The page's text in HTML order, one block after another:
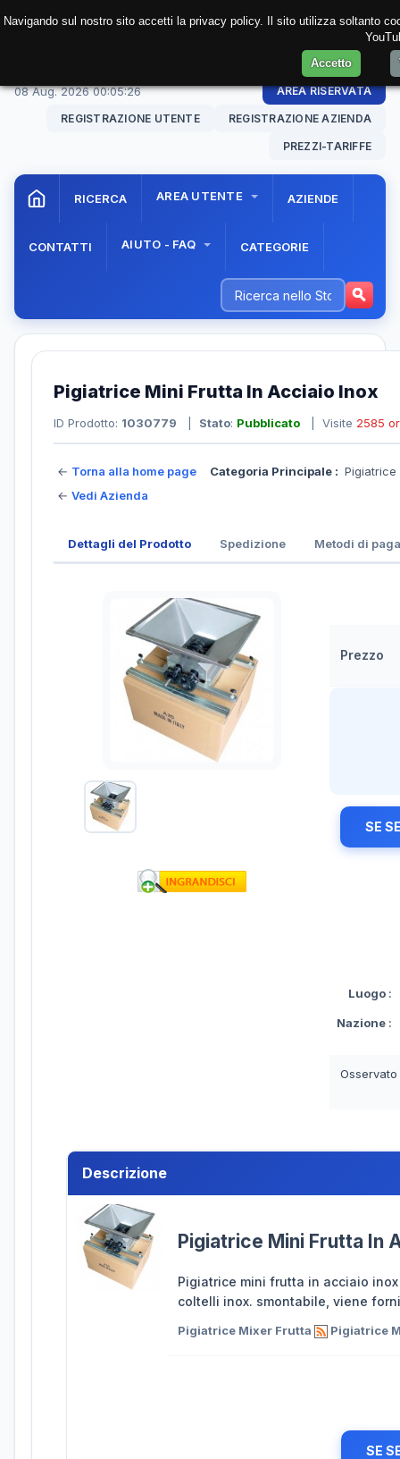
08 Aug. 202600:05:26 AREA RISERVATA
REGISTRAZIONE UTENTE REGISTRAZIONE AZIENDA
PREZZI-TARIFFE
RICERCA AREA UTENTE AZIENDE
CONTATTI AIUTO - FAQ CATEGORIE
Pigiatrice Mini Frutta In Acciaio Inox
ID Prodotto: 1030779 Stato: Pubblicato | Visite 2585
← Torna alla home page
← Vedi Azienda
Categoria Principale :
Dettagli del Prodotto Spedizione Metodi di
Prezzo
SE
Luogo :
Nazione :
Descrizione
Pigiatrice Mini Frutta In
Pigiatrice mini frutta in acciaio
coltelli inox. smontabile, viene
Pigiatrice Mixer Frutta Pigiatrice
SE
Navigando sul nostro sito accetti la privacy policy. Il sito utilizza soltanto
Accetto